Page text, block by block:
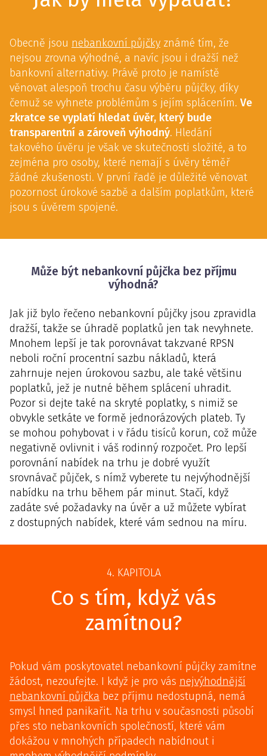
Obecně jsou nebankovní půjčky známé tím, že
nejsou zrovna výhodné, a navíc jsou i dražší než
bankovní alternativy. Právě proto je namístě
věnovat alespoň trochu času výběru půjčky, díky
čemuž se vyhnete problémům s jejím splácením. Ve
zkratce se vyplatí hledat úvěr, který bude
transparentní a zároveň výhodný. Hledání
takového úvěru je však ve skutečnosti složité, a to
zejména pro osoby, které nemají s úvěry téměř
žádné zkušenosti. V první řadě je důležité věnovat
pozornost úrokové sazbě a dalším poplatkům, které
jsou s úvěrem spojené.
Může být nebankovní půjčka bez příjmu
výhodná?
Jak již bylo řečeno nebankovní půjčky jsou zpravidla
dražší, takže se úhradě poplatků jen tak nevyhnete.
Mnohem lepší je tak porovnávat takzvané RPSN
neboli roční procentní sazbu nákladů, která
zahrnuje nejen úrokovou sazbu, ale také většinu
poplatků, jež je nutné během splácení uhradit.
Pozor si dejte také na skryté poplatky, s nimiž se
obvykle setkáte ve formě jednorázových plateb. Ty
se mohou pohybovat i v řádu tisíců korun, což může
negativně ovlivnit i váš rodinný rozpočet. Pro lepší
porovnání nabídek na trhu je dobré využít
srovnávač půjček, s nímž vyberete tu nejvýhodnější
nabídku na trhu během pár minut. Stačí, když
zadáte své požadavky na úvěr a už můžete vybírat
z dostupných nabídek, které vám sednou na míru.
4. KAPITOLA
Co s tím, když vás
zamítnou?
Pokud vám poskytovatel nebankovní půjčky zamítne
žádost, nezoufejte. I když je pro vás nejvýhodnější
nebankovní půjčka bez příjmu nedostupná, nemá
smysl hned panikařit. Na trhu v současnosti působí
přes sto nebankovních společností, které vám
dokážou v mnohých případech nabídnout i